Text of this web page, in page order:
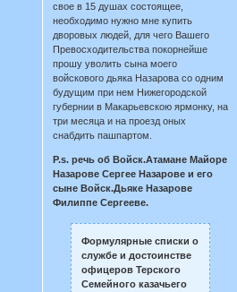
свое в 15 душах состоящее,
необходимо нужно мне купить
дворовых людей, для чего Вашего
Превосходительства покорнейше
прошу уволить сына моего
войскового дьяка Назарова со одним
будущим при нем Нижегородской
губернии в Макарьевскою ярмонку, на
три месяца и на проезд оных
снабдить пашпартом.
P.s. речь об Войск.Атамане Майоре
Назарове Сергее Назарове и его
сыне Войск.Дьяке Назарове
Филиппе Сергееве.
Формулярные списки о
службе и достоинстве
офицеров Терского
Семейного казачьего